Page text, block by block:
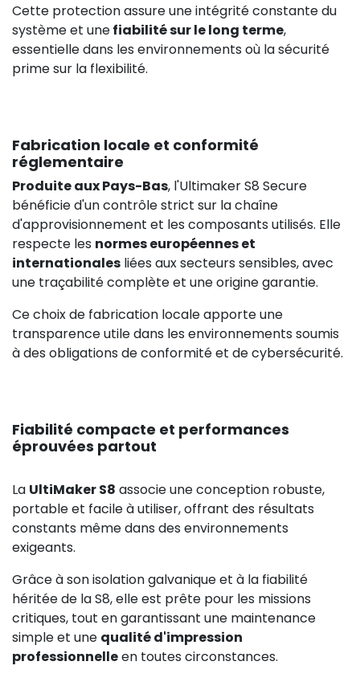
2
89,00 €
Cette protection assure une intégrité constante du
système et unefiabilité sur le long terme,
essentielle dans les environnements où la sécurité
prime sur la flexibilité.
Fabrication locale et conformité
réglementaire
Produite aux Pays-Bas, l'Ultimaker S8 Secure
bénéficie d'un contrôle strict sur la chaîne
d'approvisionnement et les composants utilisés. Elle
respecte les normes européennes et
internationales liées aux secteurs sensibles, avec
une traçabilité complète et une origine garantie.
Ce choix de fabrication locale apporte une
transparence utile dans les environnements soumis
à des obligations de conformité et de cybersécurité.
Fiabilité compacte et performances
éprouvées partout
La UltiMaker S8 associe une conception robuste,
portable et facile à utiliser, offrant des résultats
constants même dans des environnements
exigeants.
Grâce à son isolation galvanique et à la fiabilité
héritée de la S8, elle est prête pour les missions
critiques, tout en garantissant une maintenance
simple et une qualité d'impression
professionnelleen toutes circonstances.